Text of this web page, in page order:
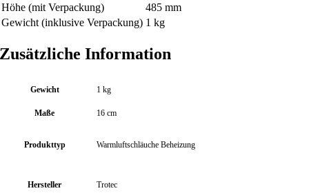
Höhe (mit Verpackung)
485 mm
Gewicht (inklusive Verpackung) 1 kg
Zusätzliche Information
Gewicht 1 kg
Maße 16 cm
Produkttyp Warmluftschläuche Beheizung
Hersteller Trotec